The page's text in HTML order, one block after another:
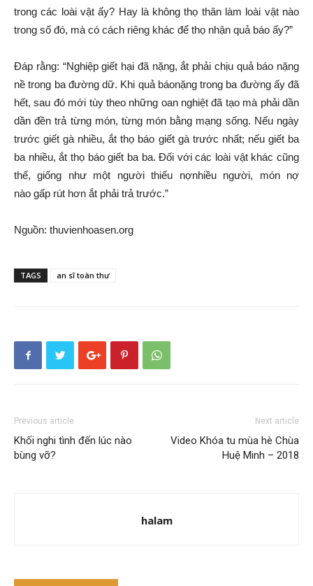
trong các loài vật ấy? Hay là không thọ thân làm loài vật nào
trong số đó, mà có cách riêng khác để thọ nhận quả báo ấy?”
Đáp rằng: “Nghiệp giết hại đã nặng, ắt phải chịu quả báo nặng
nề trong ba đường dữ. Khi quả báonặng trong ba đường ấy đã
hết, sau đó mới tùy theonhững oan nghiệt đã tạo mà phảidần
dần đền trả từng món, từng món bằng mạng sống. Nếu ngày
trước giết gà nhiều, ắtthọ báo giết gà trước nhất; nếu giết ba
ba nhiều, ắt thọ báogiết ba ba. Đối với các loài vật kháccũng
thế, giống như một ngườithiếu nợnhiều người, món nợ
nào gấp rút hơn ắt phải trả trước.”
Nguồn: thuvienhoasen.org
TAGS an sĩ toàn thư
Previous article
Khối nghi tình đến lúc nào
bùng vỡ?
Next article
Video Khóa tu mùa hè Chùa
Huệ Minh – 2018
halam